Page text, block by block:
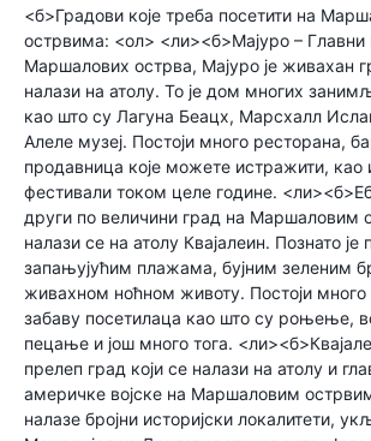
<б>Градови које треба посетити на
острвима: <ол> <ли><б>Мајуро – Главни
Маршалових острва, Мајуро је живахан
налази на атолу. То је дом многих
као што су Лагуна Беацх, Марсхалл
Алеле музеј. Постоји много ресторана,
продавница које можете истражити, као
фестивали током целе године.
други по величини град на Маршаловим
налази се на атолу Квајалеин. Познато је
запањујућим плажама, бујним зеленим
живахном ноћном животу. Постоји много
забаву посетилаца као што су роњење,
пецање и још много тога.
прелеп град који се налази на атолу и
америчке војске на Маршаловим
налазе бројни историјски локалитети,